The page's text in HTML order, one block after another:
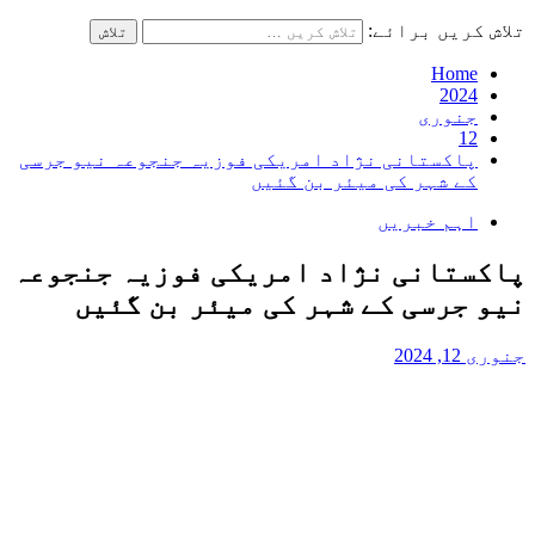
تلاش کریں برائے:
Home
2024
جنوری
12
پاکستانی نژاد امریکی فوزیہ جنجوعہ نیو جرسی
کے شہر کی میئر بن گئیں
اہم خبریں
پاکستانی نژاد امریکی فوزیہ جنجوعہ
نیو جرسی کے شہر کی میئر بن گئیں
جنوری 12, 2024